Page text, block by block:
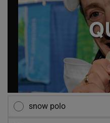
snow polo